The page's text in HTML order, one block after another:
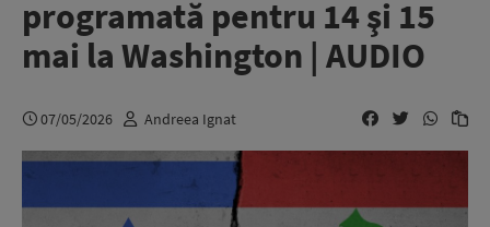
programată pentru 14 şi 15
mai la Washington | AUDIO
07/05/2026 Andreea Ignat